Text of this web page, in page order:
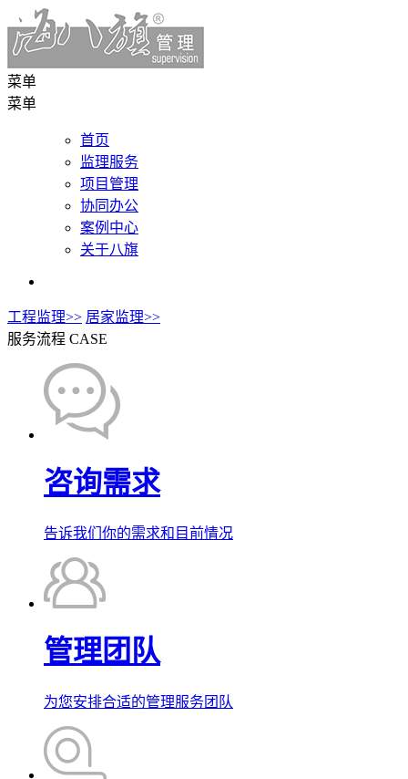
菜单
菜单
首页
监理服务
项目管理
协同办公
案例中心
关于八旗
工程监理>> 居家监理>>
服务流程 CASE
咨询需求
告诉我们你的需求和目前情况
管理团队
为您安排合适的管理服务团队